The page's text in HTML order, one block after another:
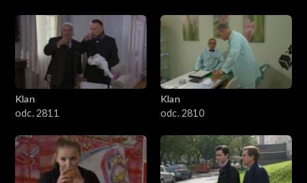
Klan
odc. 2811
Klan
odc. 2810